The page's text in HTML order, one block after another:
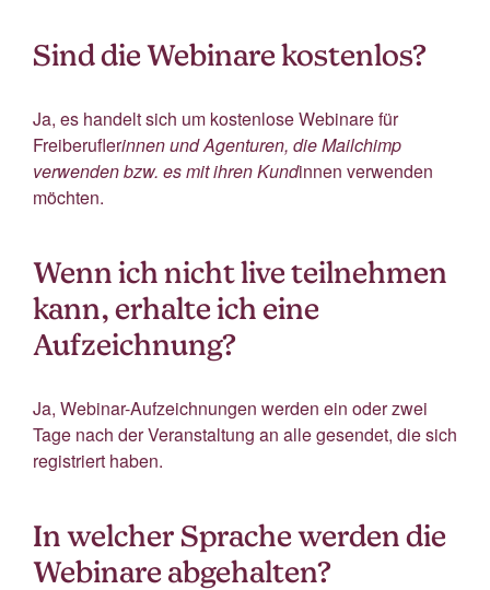
Sind die Webinare kostenlos?
Ja, es handelt sich um kostenlose Webinare für
Freiberuflerinnen und Agenturen, die Mailchimp
verwenden bzw. es mit ihren Kundinnen verwenden
möchten.
Wenn ich nicht live teilnehmen
kann, erhalte ich eine
Aufzeichnung?
Ja, Webinar-Aufzeichnungen werden ein oder zwei
Tage nach der Veranstaltung an alle gesendet, die sich
registriert haben.
In welcher Sprache werden die
Webinare abgehalten?